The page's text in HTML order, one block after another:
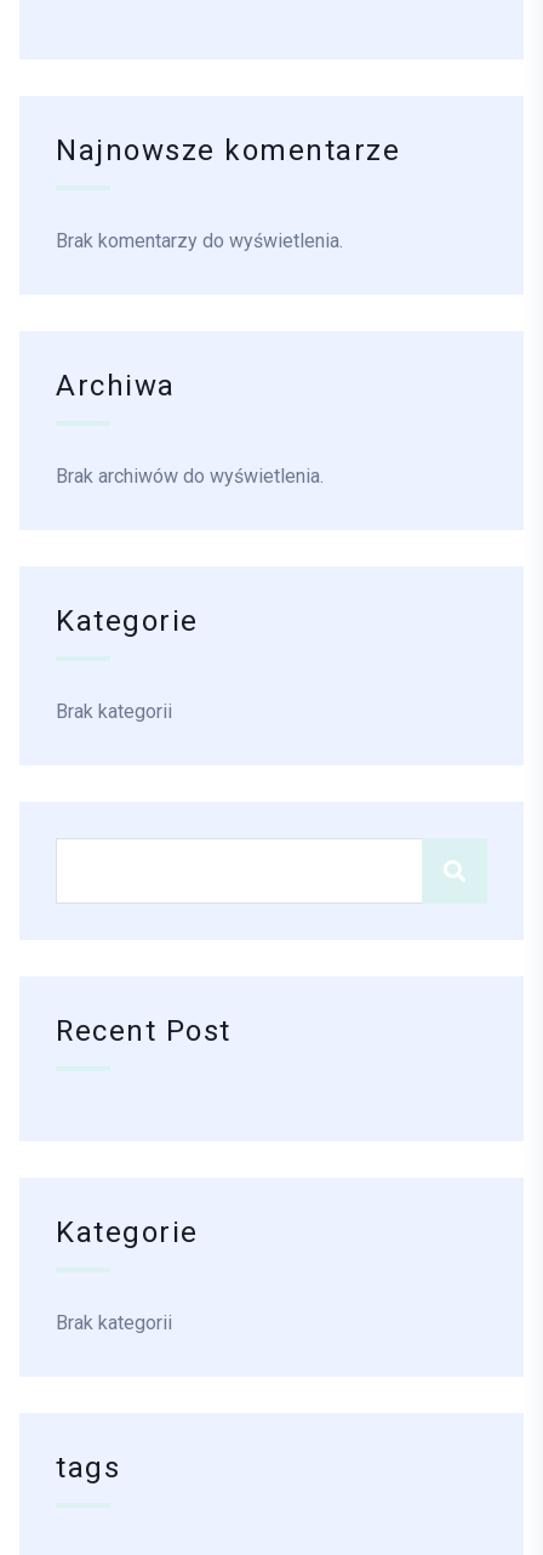
Najnowsze komentarze
Brak komentarzy do wyświetlenia.
Archiwa
Brak archiwów do wyświetlenia.
Kategorie
Brak kategorii
Recent Post
Kategorie
Brak kategorii
tags